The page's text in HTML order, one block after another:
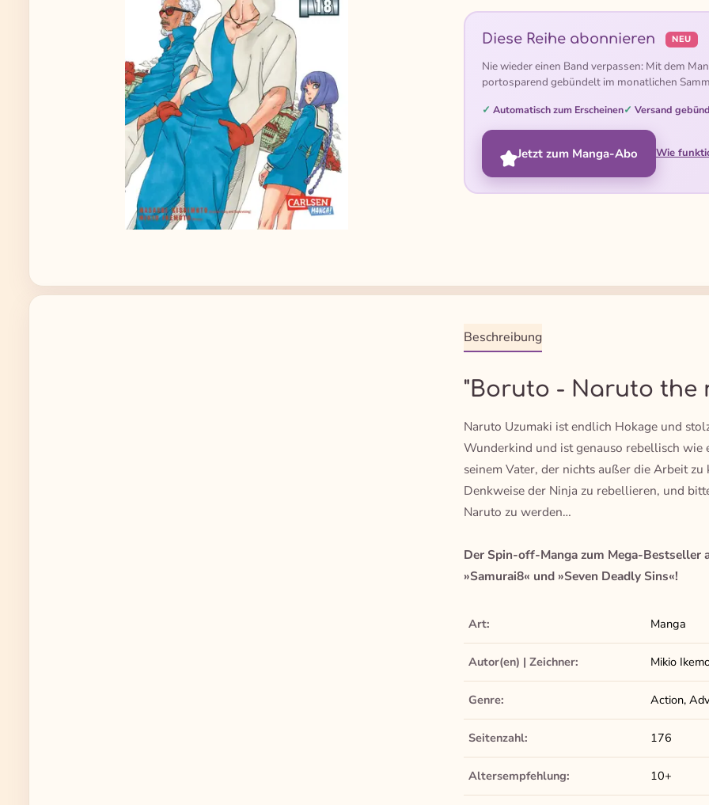
Diese Reihe abonnieren NEU
Nie wieder einen Band verpassen: Mit dem
portosparend gebündelt im monatlichen
Automatisch zum Erscheinen Versand
Jetzt zum Manga-Abo Wie
Beschreibung
"Boruto - Naruto the
Naruto Uzumaki ist endlich Hokage und
Wunderkind und ist genauso rebellisch
seinem Vater, der nichts außer die Arbeit
Denkweise der Ninja zu rebellieren, und
Naruto zu werden…
Der Spin-off-Manga zum Mega-Bestseller
»Samurai8« und »Seven Deadly Sins«!
Art: Manga
Autor(en) | Zeichner: Mikio
Genre: Action,
Seitenzahl: 176
Altersempfehlung: 10+